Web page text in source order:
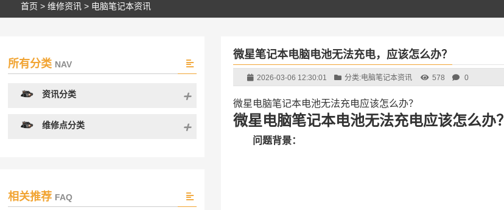
首页 > 维修资讯 > 电脑笔记本资讯
微星笔记本电脑电池无法充电，应该怎么办？
2026-03-06 12:30:01 分类:电脑笔记本资讯 578 0
微星电脑笔记本电池无法充电应该怎么办？
微星电脑笔记本电池无法充电应该怎么办？
问题背景：
所有分类 NAV
资讯分类
维修点分类
相关推荐 FAQ